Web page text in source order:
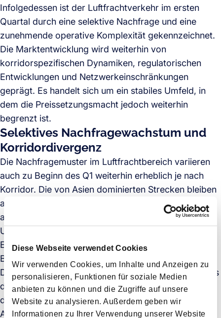
Diese Webseite verwendet Cookies
Wir verwenden Cookies, um Inhalte und Anzeigen zu
personalisieren, Funktionen für soziale Medien
anbieten zu können und die Zugriffe auf unsere
Website zu analysieren. Außerdem geben wir
Informationen zu Ihrer Verwendung unserer Website
Infolgedessen ist der Luftfrachtverkehr im ersten
Quartal durch eine selektive Nachfrage und eine
zunehmende operative Komplexität gekennzeichnet.
Die Marktentwicklung wird weiterhin von
korridorspezifischen Dynamiken, regulatorischen
Entwicklungen und Netzwerkeinschränkungen
geprägt. Es handelt sich um ein stabiles Umfeld, in
dem die Preissetzungsmacht jedoch weiterhin
begrenzt ist.
Selektives Nachfragewachstum und
Korridordivergenz
Die Nachfragemuster im Luftfrachtbereich variieren
auch zu Beginn des Q1 weiterhin erheblich je nach
Korridor. Die von Asien dominierten Strecken bleiben
am widerstandsfähigsten, während die Nachfrage in
anderen Regionen uneinheitlicher ist, was auf
Unterschiede in den Beschaffungsmustern, der
Endmarktnachfrage und den regulatorischen
Bedingungen zurückzuführen ist.
Der Korridor Asien–Europa zeichnet sich weiterhin als
der widerstandsfähigste Korridor aus, unterstützt
durch hochwertige Sendungen und die anhaltende
Abhängigkeit von Luftfracht für zeitkritische Güter.